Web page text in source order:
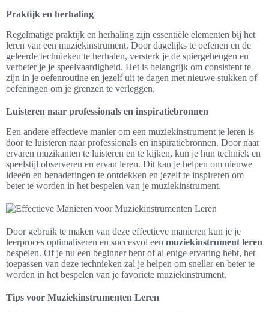
Praktijk en herhaling
Regelmatige praktijk en herhaling zijn essentiële elementen bij het
leren van een muziekinstrument. Door dagelijks te oefenen en de
geleerde technieken te herhalen, versterk je de spiergeheugen en
verbeter je je speelvaardigheid. Het is belangrijk om consistent te
zijn in je oefenroutine en jezelf uit te dagen met nieuwe stukken of
oefeningen om je grenzen te verleggen.
Luisteren naar professionals en inspiratiebronnen
Een andere effectieve manier om een muziekinstrument te leren is
door te luisteren naar professionals en inspiratiebronnen. Door naar
ervaren muzikanten te luisteren en te kijken, kun je hun techniek en
speelstijl observeren en ervan leren. Dit kan je helpen om nieuwe
ideeën en benaderingen te ontdekken en jezelf te inspireren om
beter te worden in het bespelen van je muziekinstrument.
Door gebruik te maken van deze effectieve manieren kun je je
leerproces optimaliseren en succesvol een muziekinstrument leren
bespelen. Of je nu een beginner bent of al enige ervaring hebt, het
toepassen van deze technieken zal je helpen om sneller en beter te
worden in het bespelen van je favoriete muziekinstrument.
Tips voor Muziekinstrumenten Leren